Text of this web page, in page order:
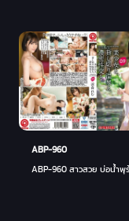
ABP-960
ABP-960 สาวสวย บ่อน้ำพุ